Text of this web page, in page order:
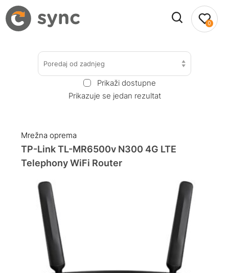
0
Poredaj od zadnjeg
Prikaži dostupne
Prikazuje se jedan rezultat
Mrežna oprema
TP-Link TL-MR6500v N300 4G LTE
Telephony WiFi Router